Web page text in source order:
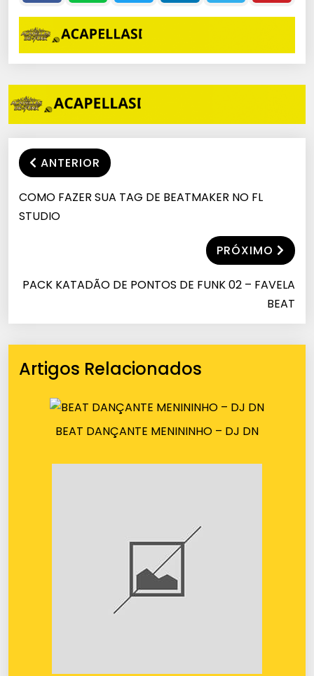
ANTERIOR
COMO FAZER SUA TAG DE BEATMAKER NO FL
STUDIO
PRÓXIMO
PACK KATADÃO DE PONTOS DE FUNK 02 – FAVELA
BEAT
Artigos Relacionados
BEAT DANÇANTE MENININHO – DJ DN